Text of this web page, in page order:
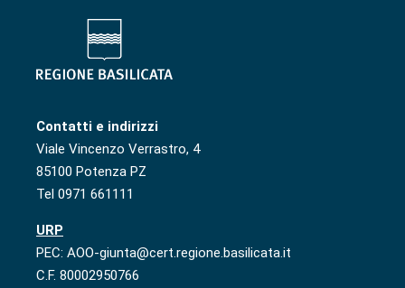
Contatti e indirizzi
Viale Vincenzo Verrastro, 4
85100 Potenza PZ
Tel 0971 661111
URP
PEC: AOO-giunta@cert.regione.basilicata.it
C.F. 80002950766